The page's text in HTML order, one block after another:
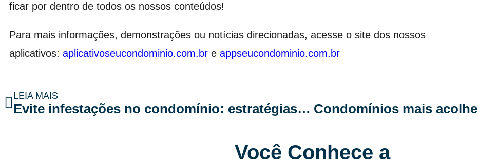
ficar por dentro de todos os nossos conteúdos!
Para mais informações, demonstrações ou notícias direcionadas, acesse o site dos nossos
aplicativos: aplicativoseucondominio.com.br e appseucondominio.com.br
LEIA MAIS
Evite infestações no condomínio: estratégias para impedir a proliferação de ratos e baratas
Você Conhece a